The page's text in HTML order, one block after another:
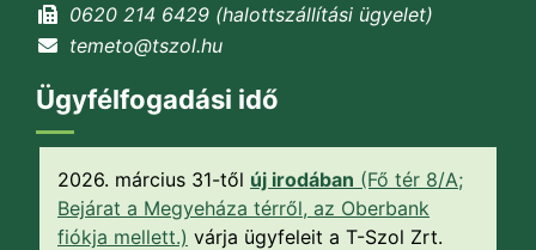
0620 214 6429 (halottszállítási ügyelet)
temeto@tszol.hu
Ügyfélfogadási idő
2026. március 31-től új irodában (Fő tér 8/A;
Bejárat a Megyeháza térről, az Oberbank
fiókja mellett.) várja ügyfeleit a T-Szol Zrt.